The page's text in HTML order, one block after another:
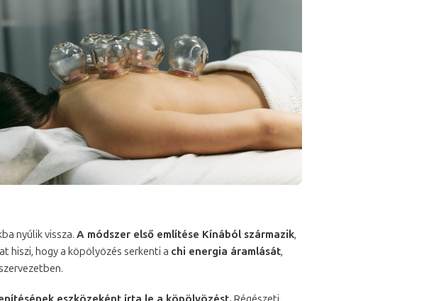
nyúlik vissza. A módszer első említése Kínából származik,
hiszi, hogy a köpölyözés serkenti a chi energia áramlását,